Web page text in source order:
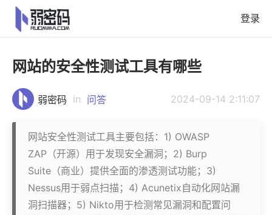
登录
网站的安全性测试工具有哪些
弱密码 in 问答 2024-09-14 2:11:07
网站安全性测试工具主要包括：1) OWASP
ZAP（开源）用于发现安全漏洞；2) Burp
Suite（商业）提供全面的渗透测试功能；3)
Nessus用于弱点扫描；4) Acunetix自动化网站漏
洞扫描器；5) Nikto用于检测常见漏洞和配置问